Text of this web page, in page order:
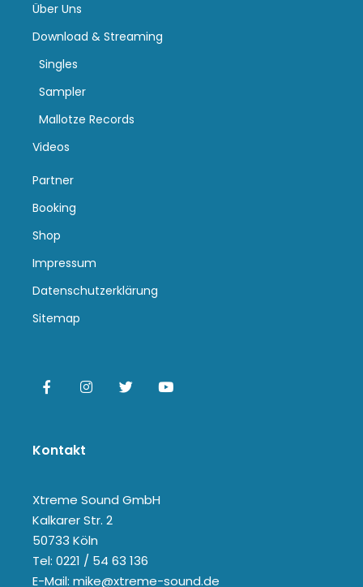
Über Uns
Download & Streaming
Singles
Sampler
Mallotze Records
Videos
Partner
Booking
Shop
Impressum
Datenschutzerklärung
Sitemap
Kontakt
Xtreme Sound GmbH
Kalkarer Str. 2
50733 Köln
Tel: 0221 / 54 63 136
E-Mail: mike@xtreme-sound.de